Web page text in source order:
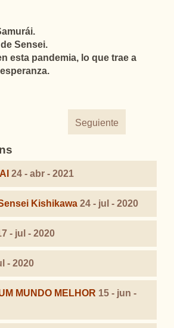
Sensei.
esta pandemia, lo que trae a
Seguiente
24 - abr - 2021
Kishikawa 24 - jul - 2020
- jul - 2020
- 2020
MUNDO MELHOR 15 - jun -